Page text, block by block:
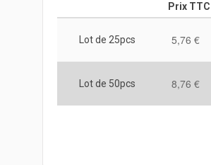
Prix TTC
Lot de 25pcs 5,76 €
Lot de 50pcs 8,76 €